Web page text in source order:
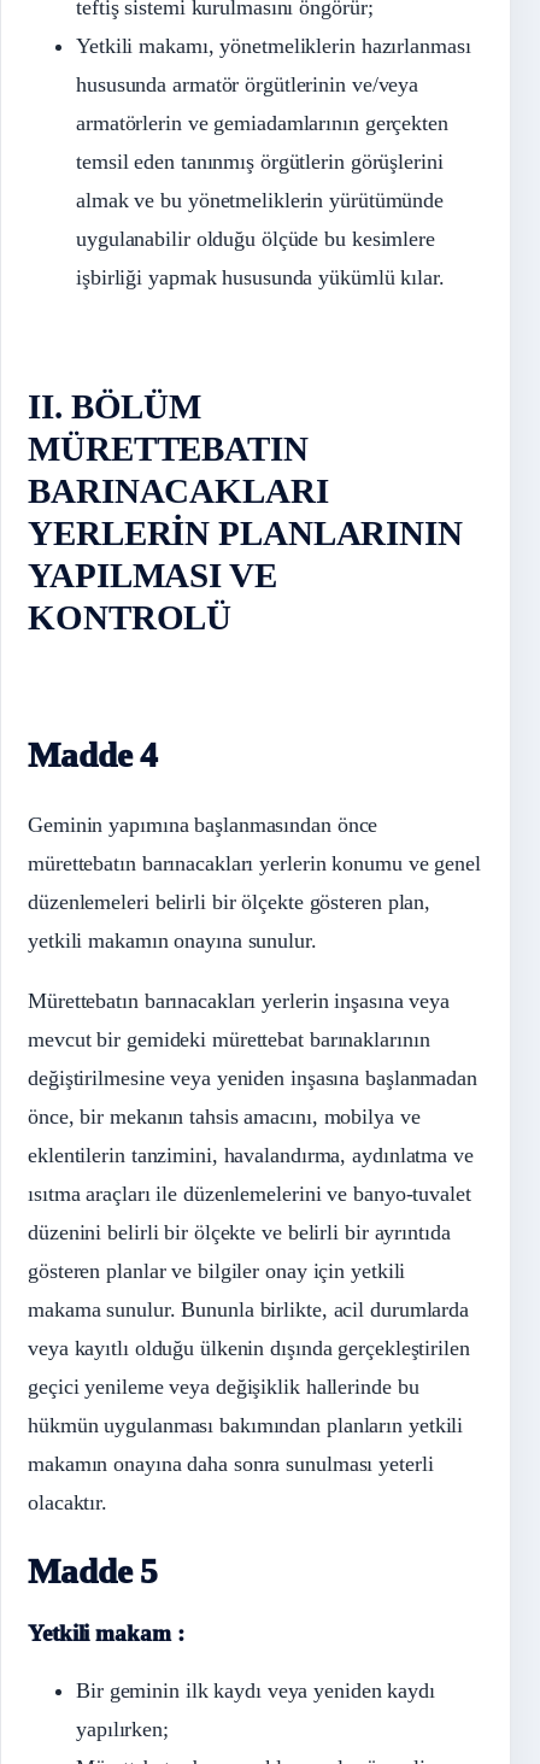
teftiş sistemi kurulmasını öngörür;
Yetkili makamı, yönetmeliklerin hazırlanması
hususunda armatör örgütlerinin ve/veya
armatörlerin ve gemiadamlarının gerçekten
temsil eden tanınmış örgütlerin görüşlerini
almak ve bu yönetmeliklerin yürütümünde
uygulanabilir olduğu ölçüde bu kesimlere
işbirliği yapmak hususunda yükümlü kılar.
II. BÖLÜM
MÜRETTEBATIN
BARINACAKLARI
YERLERİN PLANLARININ
YAPILMASI VE
KONTROLÜ
Madde 4
Geminin yapımına başlanmasından önce
mürettebatın barınacakları yerlerin konumu ve genel
düzenlemeleri belirli bir ölçekte gösteren plan,
yetkili makamın onayına sunulur.
Mürettebatın barınacakları yerlerin inşasına veya
mevcut bir gemideki mürettebat barınaklarının
değiştirilmesine veya yeniden inşasına başlanmadan
önce, bir mekanın tahsis amacını, mobilya ve
eklentilerin tanzimini, havalandırma, aydınlatma ve
ısıtma araçları ile düzenlemelerini ve banyo-tuvalet
düzenini belirli bir ölçekte ve belirli bir ayrıntıda
gösteren planlar ve bilgiler onay için yetkili
makama sunulur. Bununla birlikte, acil durumlarda
veya kayıtlı olduğu ülkenin dışında gerçekleştirilen
geçici yenileme veya değişiklik hallerinde bu
hükmün uygulanması bakımından planların yetkili
makamın onayına daha sonra sunulması yeterli
olacaktır.
Madde 5
Yetkili makam :
Bir geminin ilk kaydı veya yeniden kaydı
yapılırken;